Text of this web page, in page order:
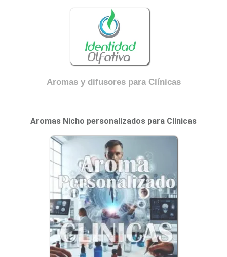
Aromas y difusores para Clínicas
Aromas Nicho personalizados para Clínicas